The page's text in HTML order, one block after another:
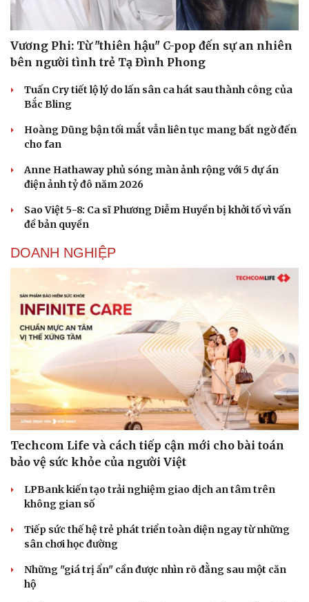
Vương Phi: Từ "thiên hậu" C-pop đến sự an nhiên
bên người tình trẻ Tạ Đình Phong
Tuấn Cry tiết lộ lý do lấn sân ca hát sau thành công của
Bắc Bling
Hoàng Dũng bận tối mắt vẫn liên tục mang bất ngờ đến
cho fan
Anne Hathaway phủ sóng màn ảnh rộng với 5 dự án
điện ảnh tỷ đô năm 2026
Sao Việt 5-8: Ca sĩ Phương Diễm Huyền bị khởi tố vì vấn
đề bản quyền
DOANH NGHIỆP
Techcom Life và cách tiếp cận mới cho bài toán
bảo vệ sức khỏe của người Việt
LPBank kiến tạo trải nghiệm giao dịch an tâm trên
không gian số
Tiếp sức thế hệ trẻ phát triển toàn diện ngay từ những
sân chơi học đường
Những "giá trị ẩn" cần được nhìn rõ đằng sau một căn
hộ